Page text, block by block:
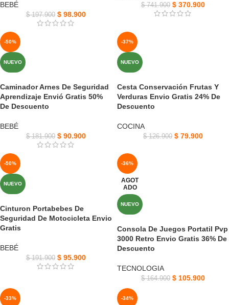
BEBÉ
$197.900 $ 98.900
$741.900 $ 370.900
-50%
NUEVO
Caminador Arnes De Seguridad
Aprendizaje Envió Gratis 50%
De Descuento
BEBÉ
$181.900 $ 90.900
-37%
NUEVO
Cesta Conservación Frutas Y
Verduras Envio Gratis 24% De
Descuento
COCINA
$126.900 $ 79.900
-50%
NUEVO
Cinturon Portabebes De
Seguridad De Motocicleta Envio
Gratis
BEBÉ
$191.900 $ 95.900
-36%
AGOT
ADO
NUEVO
Consola De Juegos Portatil Pvp
3000 Retro Envio Gratis 36% De
Descuento
TECNOLOGIA
$164.900 $ 105.900
-33% -34%